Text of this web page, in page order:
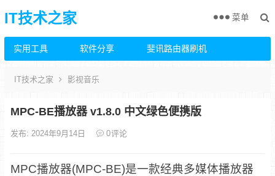
IT技术之家
实用工具 软件分享 斐讯路由器刷机
菜单
IT技术之家 影视音乐
MPC-BE播放器 v1.8.0 中文绿色便携版
发布: 2024年9月14日 0评论
MPC播放器(MPC-BE)是一款经典多媒体播放器